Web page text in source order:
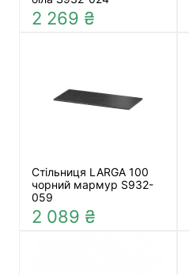
2 269 ₴
Стільниця LARGA 100
чорний мармур S932-
059
2 089 ₴